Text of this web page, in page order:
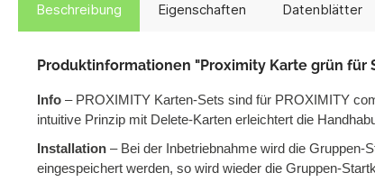
Beschreibung Eigenschaften Datenblätter
Produktinformationen "Proximity Karte grün für
Info – PROXIMITY Karten-Sets sind für PROXIMITY
intuitive Prinzip mit Delete-Karten erleichtert die
Installation – Bei der Inbetriebnahme wird die Gruppen-
eingespeichert werden, so wird wieder die Gruppen-